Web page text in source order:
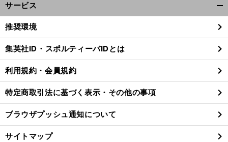
サービス
閉
る
推奨環境
集英社ID・スポルティーバIDとは
利用規約・会員規約
特定商取引法に基づく表示・その他の事項
ブラウザプッシュ通知について
サイトマップ